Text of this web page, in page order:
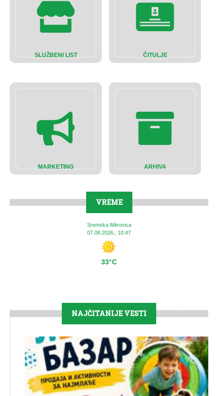
SLUŽBENI LIST ČITULJE
MARKETING ARHIVA
VREME
Sremska Mitrovica
07.08.2026., 10:47
33°C
NAJČITANIJE VESTI